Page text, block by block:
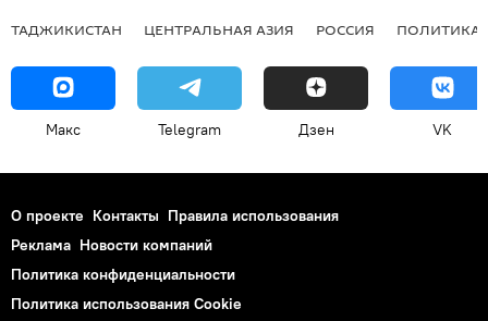
ТАДЖИКИСТАН ЦЕНТРАЛЬНАЯ АЗИЯ РОССИЯ ПОЛИТИКА
Макс Telegram Дзен VK
О проекте Контакты Правила использования
Реклама Новости компаний
Политика конфиденциальности
Политика использования Cookie